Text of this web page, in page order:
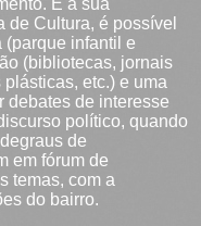
É a sua
Cultura, é possível
(parque infantil e
(bibliotecas, jornais
etc.) e uma
debates de interesse
político, quando
de
em fórum de
temas, com a
do bairro.